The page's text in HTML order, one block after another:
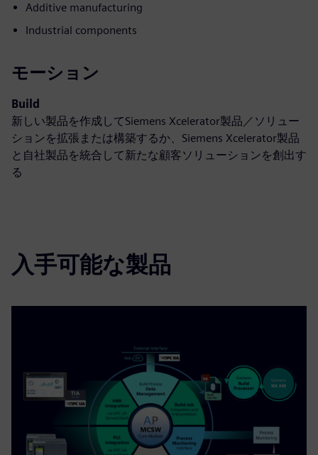
Additive manufacturing
Industrial components
モーション
Build
新しい製品を作成してSiemens Xcelerator製品／ソリュー
ションを拡張または構築するか、Siemens Xcelerator製品
と自社製品を統合して新たな顧客ソリューションを創出す
る
入手可能な製品